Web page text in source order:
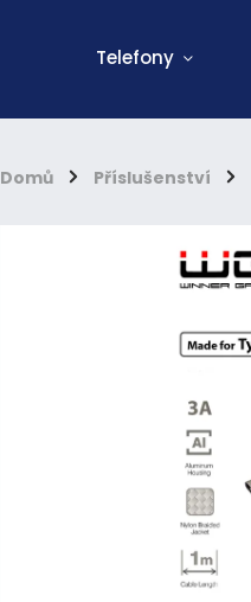
Telefony
Domů / Příslušenství /